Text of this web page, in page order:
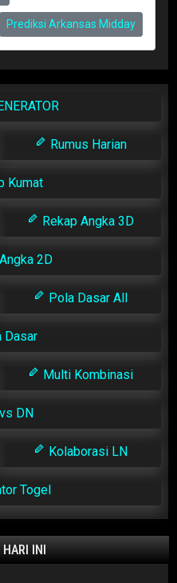
Prediksi Arkansas Midday
Rumus Harian
Kumat
Rekap Angka 3D
2D
Pola Dasar All
Dasar
Multi Kombinasi
DN
Kolaborasi LN
Togel
HARI INI